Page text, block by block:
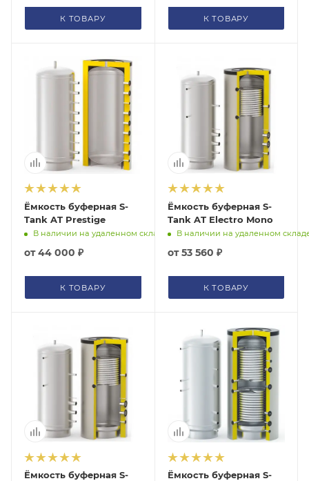
К ТОВАРУ К ТОВАРУ
Ёмкость буферная S-
Tank AT Prestige
В наличии на удаленном складе
от44 000 ₽
К ТОВАРУ
Ёмкость буферная S-
Tank AT Electro Mono
В наличии на удаленном
от53 560 ₽
К ТОВАРУ
Ёмкость буферная S-
Ёмкость буферная S-